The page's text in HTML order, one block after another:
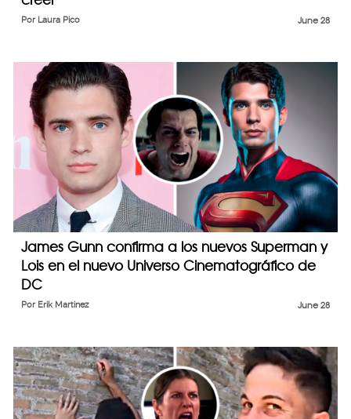
June 28
Por Laura Pico
James Gunn confirma a los nuevos Superman y
Lois en el nuevo Universo Cinematográfico de
DC
June 28
Por Erik Martinez